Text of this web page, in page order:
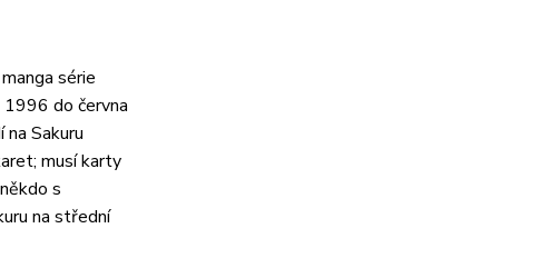
série
1996 do června
Sakuru
musí karty
s
na střední